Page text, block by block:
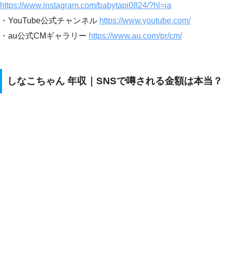
https://www.instagram.com/babytapi0824/?hl=ja
・YouTube公式チャンネル https://www.youtube.com/
・au公式CMギャラリー https://www.au.com/pr/cm/
しなこちゃん 年収｜SNSで噂される金額は本当？